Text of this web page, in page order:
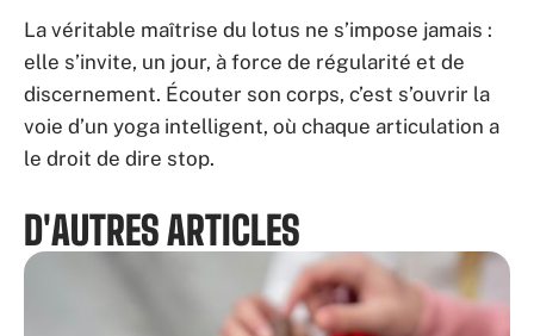
La véritable maîtrise du lotus ne s’impose jamais :
elle s’invite, un jour, à force de régularité et de
discernement. Écouter son corps, c’est s’ouvrir la
voie d’un yoga intelligent, où chaque articulation a
le droit de dire stop.
D'AUTRES ARTICLES